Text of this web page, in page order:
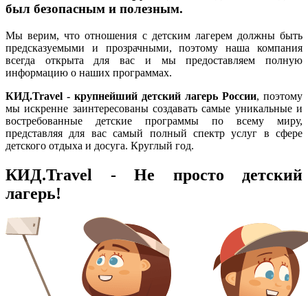
был безопасным и полезным.
Мы верим, что отношения с детским лагерем должны быть
предсказуемыми и прозрачными, поэтому наша компания
всегда открыта для вас и мы предоставляем полную
информацию о наших программах.
КИД.Travel - крупнейший детский лагерь России, поэтому
мы искренне заинтересованы создавать самые уникальные и
востребованные детские программы по всему миру,
представляя для вас самый полный спектр услуг в сфере
детского отдыха и досуга. Круглый год.
КИД.Travel - Не просто детский
лагерь!